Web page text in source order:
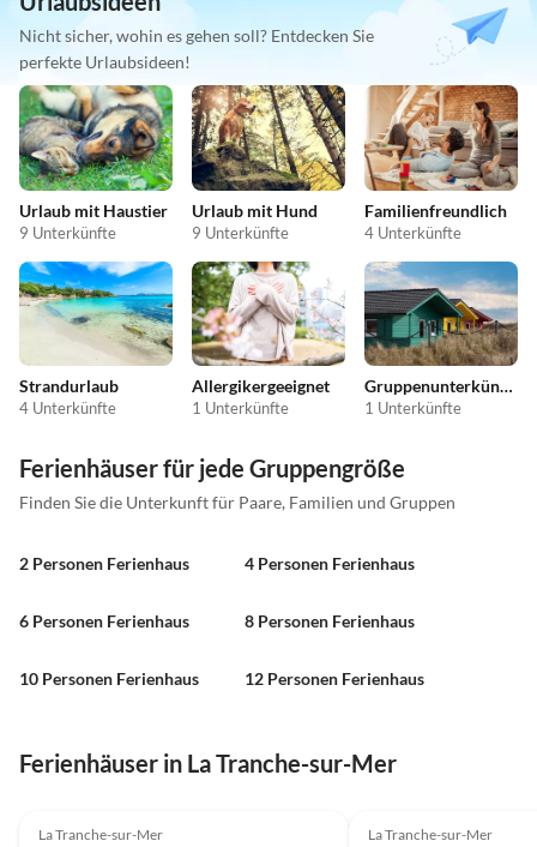
Nicht sicher, wohin es gehen soll? Entdecken Sie
perfekte Urlaubsideen!
Urlaub mit Haustier
9 Unterkünfte
Urlaub mit Hund
9 Unterkünfte
Familienfreundlich
4 Unterkünfte
Strandurlaub
4 Unterkünfte
Allergikergeeignet
1 Unterkünfte
Gruppenunterkünfte
1 Unterkünfte
Ferienhäuser für jede Gruppengröße
Finden Sie die Unterkunft für Paare, Familien und Gruppen
2 Personen Ferienhaus 4 Personen Ferienhaus
6 Personen Ferienhaus 8 Personen Ferienhaus
10 Personen Ferienhaus 12 Personen Ferienhaus
Ferienhäuser in La Tranche-sur-Mer
La Tranche-sur-Mer La Tranche-sur-Mer